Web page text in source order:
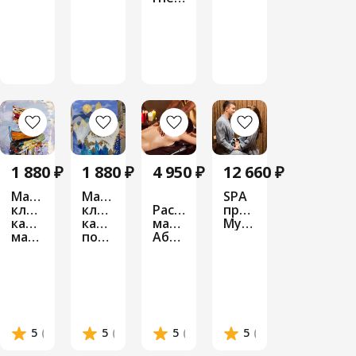
1 880 ₽
Мастер-
класс
картина
маслом
5
1 880 ₽
Мастер-
класс
картина
поталью
5
4 950 ₽
​Расслабляющий
массаж
Абьянга
5
12 660 ₽
SPA
программа
Мурашки
5